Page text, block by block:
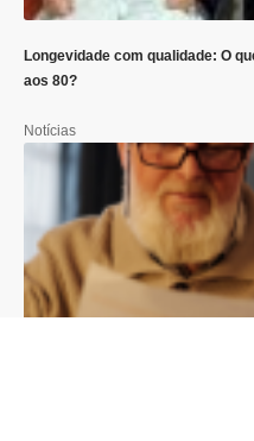
Longevidade com qualidade: O
aos 80?
Notícias